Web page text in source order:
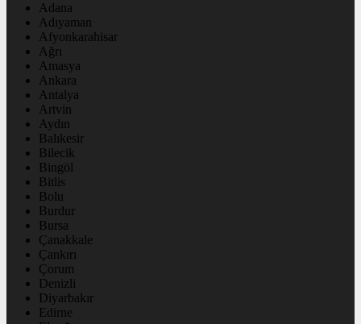
Adana
Adıyaman
Afyonkarahisar
Ağrı
Amasya
Ankara
Antalya
Artvin
Aydın
Balıkesir
Bilecik
Bingöl
Bitlis
Bolu
Burdur
Bursa
Çanakkale
Çankırı
Çorum
Denizli
Diyarbakır
Edirne